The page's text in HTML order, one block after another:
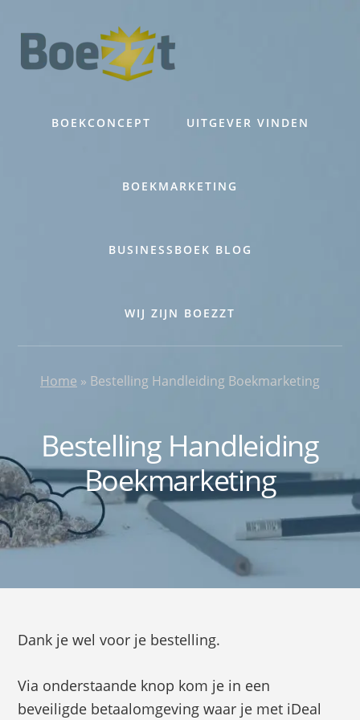
content
BOEKCONCEPT UITGEVER VINDEN
BOEKMARKETING
BUSINESSBOEK BLOG
WIJ ZIJN BOEZZT
Home » Bestelling Handleiding Boekmarketing
Bestelling Handleiding
Boekmarketing
Dank je wel voor je bestelling.
Via onderstaande knop kom je in een
beveiligde betaalomgeving waar je met iDeal